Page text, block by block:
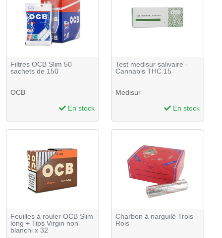
Filtres OCB Slim 50
sachets de 150
OCB
En stock
Test medisur salivaire -
Cannabis THC 15
Medisur
En stock
Feuilles à rouler OCB Slim
long + Tips Virgin non
blanchi x 32
Charbon à narguilé Trois
Rois